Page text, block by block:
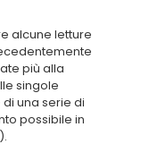
alcune letture
più alla
singole
una serie di
possibile in